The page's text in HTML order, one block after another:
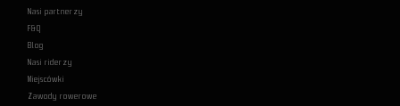
Nasi partnerzy
F&Q
Blog
Nasi riderzy
Miejscówki
Zawody rowerowe